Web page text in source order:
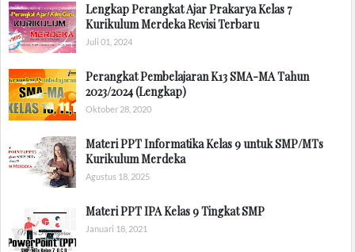
Lengkap Perangkat Ajar Prakarya Kelas 7
Kurikulum Merdeka Revisi Terbaru
Juli 01, 2024
Perangkat Pembelajaran K13 SMA-MA Tahun
2023/2024 (Lengkap)
Oktober 28, 2020
Materi PPT Informatika Kelas 9 untuk SMP/MTs
Kurikulum Merdeka
Agustus 18, 2025
Materi PPT IPA Kelas 9 Tingkat SMP
Januari 18, 2021